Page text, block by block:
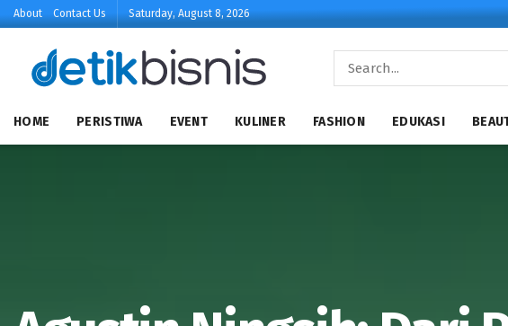
About Contact Us Saturday, August 8, 2026
HOME PERISTIWA EVENT KULINER FASHION EDUKASI